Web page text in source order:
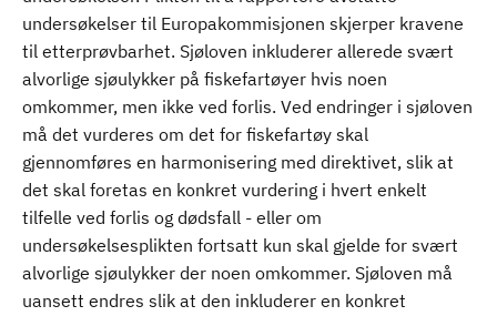
undersøkelser til Europakommisjonen skjerper kravene
til etterprøvbarhet. Sjøloven inkluderer allerede svært
alvorlige sjøulykker på fiskefartøyer hvis noen
omkommer, men ikke ved forlis. Ved endringer i sjøloven
må det vurderes om det for fiskefartøy skal
gjennomføres en harmonisering med direktivet, slik at
det skal foretas en konkret vurdering i hvert enkelt
tilfelle ved forlis og dødsfall - eller om
undersøkelsesplikten fortsatt kun skal gjelde for svært
alvorlige sjøulykker der noen omkommer. Sjøloven må
uansett endres slik at den inkluderer en konkret